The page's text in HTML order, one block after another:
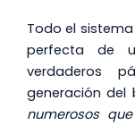
Todo el
perfecta de
verdaderos
generación del
numerosos